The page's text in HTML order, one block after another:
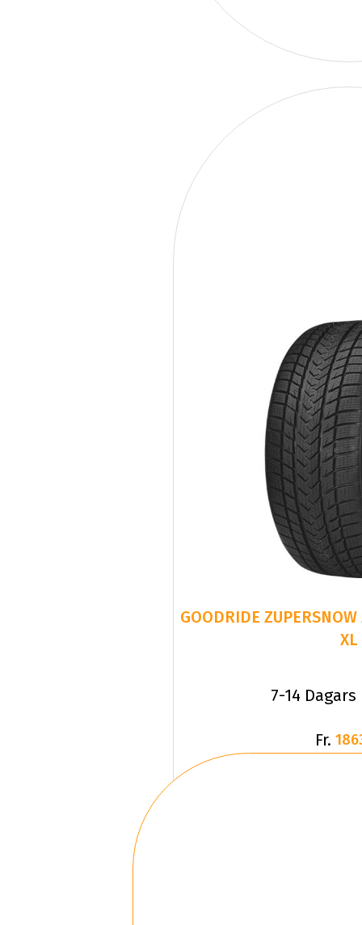
GOODRIDE
XL
7-14
Fr.